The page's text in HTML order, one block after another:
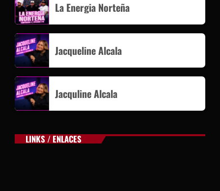
La Energia Norteña
Jacqueline Alcala
Jacquline Alcala
LINKS / ENLACES